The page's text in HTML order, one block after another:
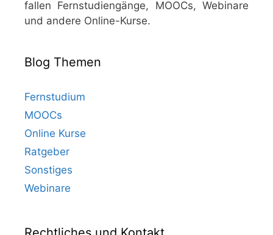
fallen Fernstudiengänge, MOOCs, Webinare
und andere Online-Kurse.
Blog Themen
Fernstudium
MOOCs
Online Kurse
Ratgeber
Sonstiges
Webinare